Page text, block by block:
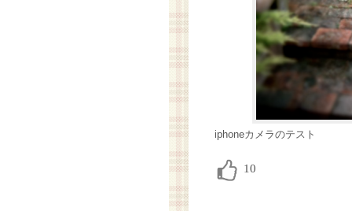
iphoneカメラのテスト